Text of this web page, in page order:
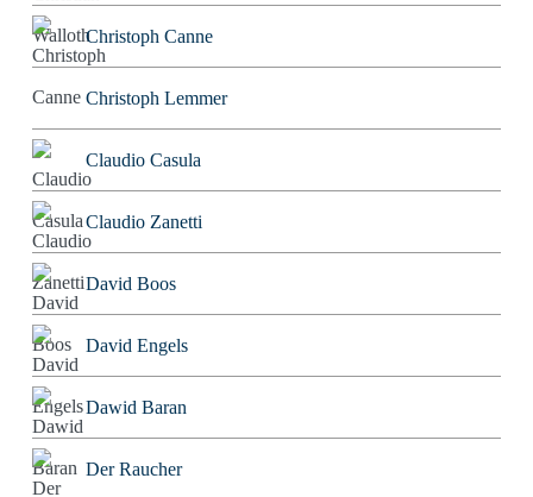
Christoph Canne
Christoph Lemmer
Claudio Casula
Claudio Zanetti
David Boos
David Engels
Dawid Baran
Der Raucher